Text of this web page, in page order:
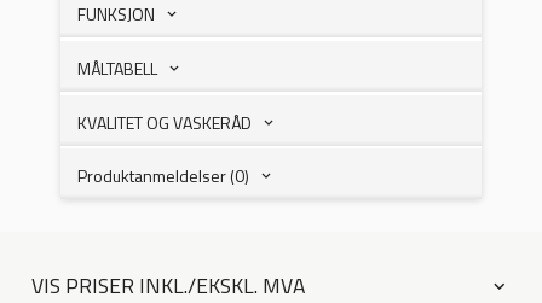
FUNKSJON
MÅLTABELL
KVALITET OG VASKERÅD
Produktanmeldelser (0)
VIS PRISER INKL./EKSKL. MVA